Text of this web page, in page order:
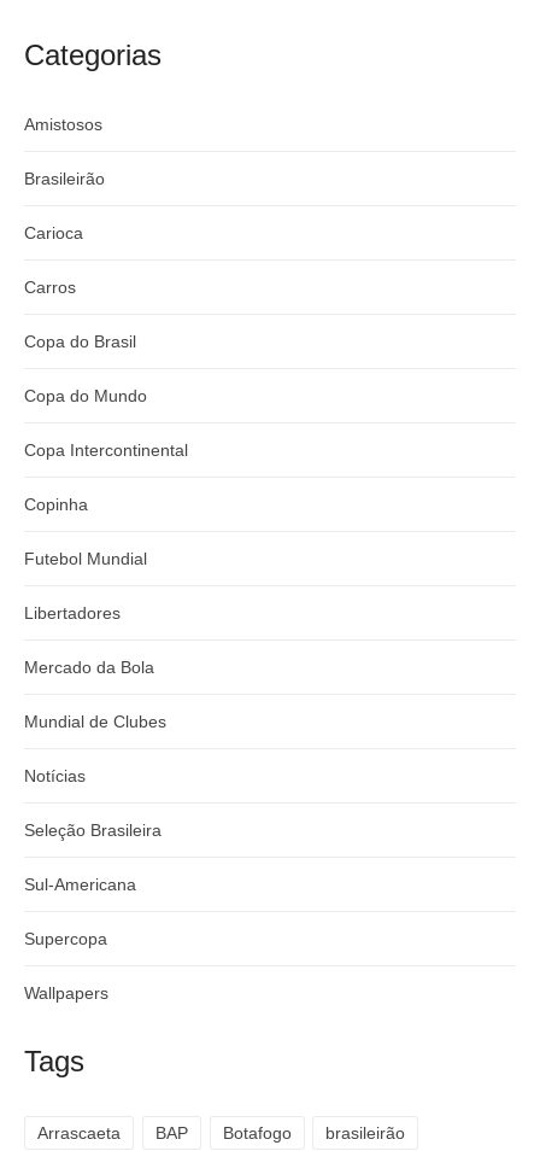
argentino
Categorias
Amistosos
Brasileirão
Carioca
Carros
Copa do Brasil
Copa do Mundo
Copa Intercontinental
Copinha
Futebol Mundial
Libertadores
Mercado da Bola
Mundial de Clubes
Notícias
Seleção Brasileira
Sul-Americana
Supercopa
Wallpapers
Tags
Arrascaeta BAP Botafogo brasileirão